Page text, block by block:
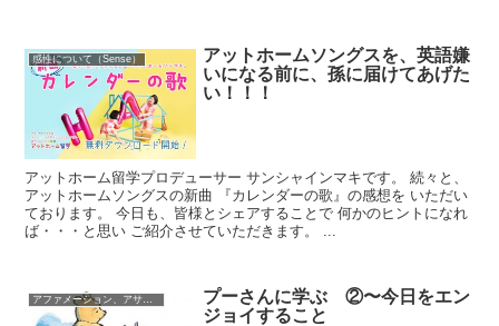
感性について（Sense）
アットホームソングスを、英語嫌
いになる前に、孫に届けてあげた
い！！！
アットホーム留学プロデューサー サンシャインマキです。 続々と、
アットホームソングスの新曲 『カレンダーの歌』の感想を いただい
ております。 今日も、皆様とシェアすることで 何かのヒントになれ
ば・・・と思い ご紹介させていただきます。 ...
アファメーション、アサーティブネス、格言等
プーさんに学ぶ ②〜今日をエン
ジョイすること